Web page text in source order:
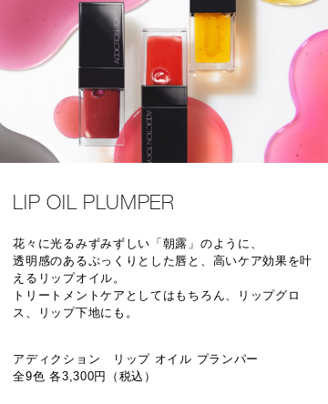
LIP OIL PLUMPER
花々に光るみずみずしい「朝露」のように、
透明感のあるぷっくりとした唇と、高いケア効果を叶
えるリップオイル。
トリートメントケアとしてはもちろん、リップグロ
ス、リップ下地にも。
アディクション リップ オイル プランパー
全9色 各3,300円（税込）